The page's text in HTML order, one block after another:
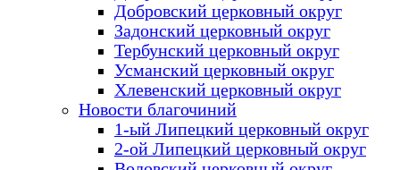
Добровский церковный округ
Задонский церковный округ
Тербунский церковный округ
Усманский церковный округ
Хлевенский церковный округ
Новости благочиний
1-ый Липецкий церковный округ
2-ой Липецкий церковный округ